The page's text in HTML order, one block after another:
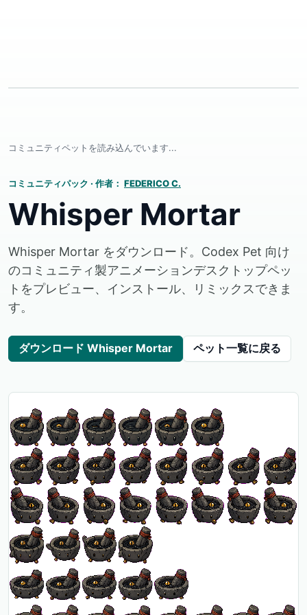
コミュニティペットを読み込んでいます...
コミュニティパック · 作者： FEDERICO C.
Whisper Mortar
Whisper Mortar をダウンロード。Codex Pet 向け
のコミュニティ製アニメーションデスクトップペッ
トをプレビュー、インストール、リミックスできま
す。
ダウンロード Whisper Mortar ペット一覧に戻る